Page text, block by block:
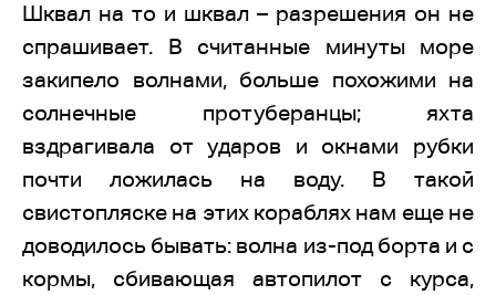
Шквал на то и шквал – разрешения он не
спрашивает. В считанные минуты море
закипело волнами, больше похожими на
солнечные протуберанцы; яхта
вздрагивала от ударов и окнами рубки
почти ложилась на воду. В такой
свистопляске на этих кораблях нам еще не
доводилось бывать: волна из-под борта и с
кормы, сбивающая автопилот с курса,